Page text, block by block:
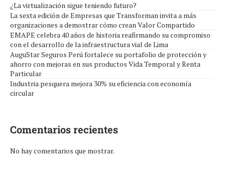
¿La virtualización sigue teniendo futuro?
La sexta edición de Empresas que Transforman invita a más
organizaciones a demostrar cómo crean Valor Compartido
EMAPE celebra 40 años de historia reafirmando su compromiso
con el desarrollo de la infraestructura vial de Lima
AuguStar Seguros Perú fortalece su portafolio de protección y
ahorro con mejoras en sus productos Vida Temporal y Renta
Particular
Industria pesquera mejora 30% su eficiencia con economía
circular
Comentarios recientes
No hay comentarios que mostrar.